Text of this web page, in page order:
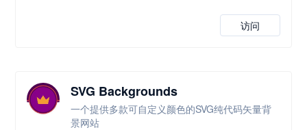
访问
SVG Backgrounds
一个提供多款可自定义颜色的SVG纯代码矢量背
景网站